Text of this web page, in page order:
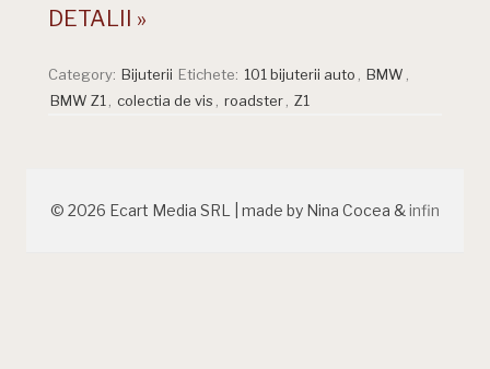
DETALII »
Category: Bijuterii Etichete: 101 bijuterii auto BMW
BMW Z1
colectia de vis roadster Z1
© 2026 Ecart Media SRL | made by Nina Cocea &infin